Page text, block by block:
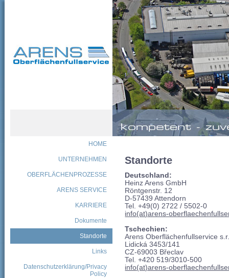
HOME
UNTERNEHMEN
OBERFLÄCHENPROZESSE
ARENS SERVICE
KARRIERE
Dokumente
Standorte
Links
Datenschutzerklärung/Privacy
Policy
Standorte
Deutschland:
Heinz Arens GmbH
Röntgenstr. 12
D-57439 Attendorn
Tel. +49(0) 2722 / 5502-0
info(at)arens-
Tschechien:
Arens Oberflächenfullservice
Lidická 3453/141
CZ-69003 Břeclav
Tel. +420 519/3010-500
info(at)arens-